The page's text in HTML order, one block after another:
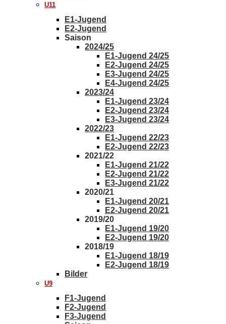
U11
E1-Jugend
E2-Jugend
Saison
2024/25
E1-Jugend 24/25
E2-Jugend 24/25
E3-Jugend 24/25
E4-Jugend 24/25
2023/24
E1-Jugend 23/24
E2-Jugend 23/24
E3-Jugend 23/24
2022/23
E1-Jugend 22/23
E2-Jugend 22/23
2021/22
E1-Jugend 21/22
E2-Jugend 21/22
E3-Jugend 21/22
2020/21
E1-Jugend 20/21
E2-Jugend 20/21
2019/20
E1-Jugend 19/20
E2-Jugend 19/20
2018/19
E1-Jugend 18/19
E2-Jugend 18/19
Bilder
U9
F1-Jugend
F2-Jugend
F3-Jugend